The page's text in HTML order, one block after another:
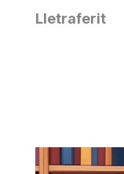
Lletraferit